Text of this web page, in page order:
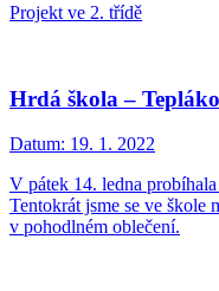
Projekt ve 2. třídě
Hrdá škola –
Datum: 19. 1. 2022
V pátek 14. ledna
Tentokrát jsme se ve škole
v pohodlném oblečení.